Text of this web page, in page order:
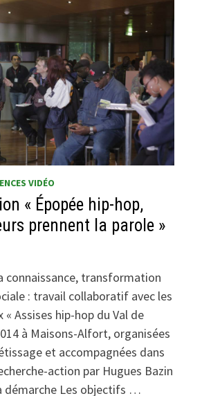
VIDÉO
« Épopée hip-hop,
prennent la parole »
connaissance, transformation
: travail collaboratif avec les
Assises hip-hop du Val de
à Maisons-Alfort, organisées
et accompagnées dans
action par Hugues Bazin
démarche Les objectifs …